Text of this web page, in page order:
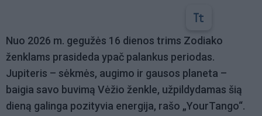
Nuo 2026 m. gegužės 16 dienos trims Zodiako
ženklams prasideda ypač palankus periodas.
Jupiteris – sėkmės, augimo ir gausos planeta –
baigia savo buvimą Vėžio ženkle, užpildydamas šią
dieną galinga pozityvia energija, rašo „YourTango“.